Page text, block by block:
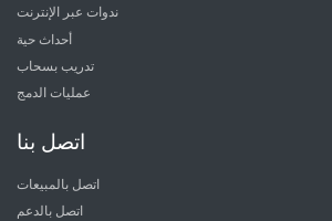
ندوات عبر الإنترنت
أحداث حية
تدريب بسحاب
عمليات الدمج
اتصل بنا
اتصل بالمبيعات
اتصل بالدعم